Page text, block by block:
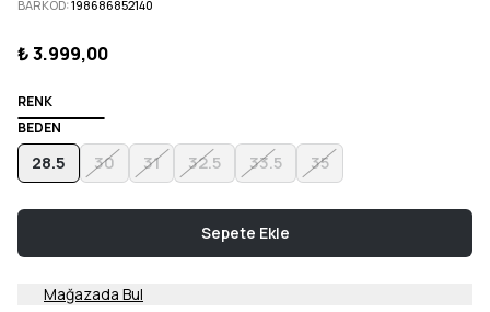
BARKOD:198686852140
₺ 3.999,00
RENK
BEDEN
28.5 30 31 32.5 33.5 35
Sepete Ekle
Mağazada Bul